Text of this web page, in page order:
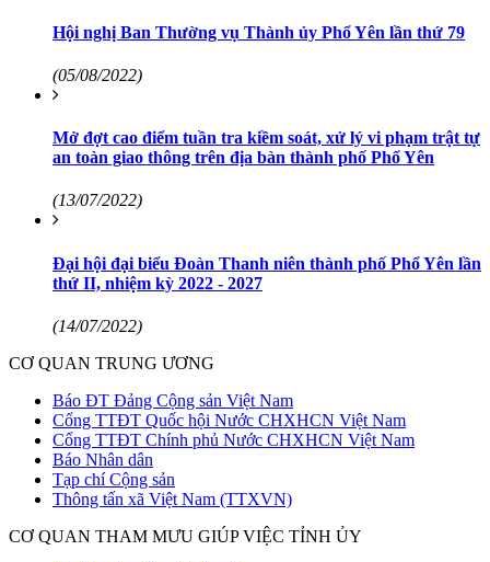
Hội nghị Ban Thường vụ Thành ủy Phổ Yên lần thứ 79
(05/08/2022)
Mở đợt cao điểm tuần tra kiềm soát, xử lý vi phạm trật tự
an toàn giao thông trên địa bàn thành phố Phổ Yên
(13/07/2022)
Đại hội đại biểu Đoàn Thanh niên thành phố Phổ Yên lần
thứ II, nhiệm kỳ 2022 - 2027
(14/07/2022)
CƠ QUAN TRUNG ƯƠNG
Báo ĐT Đảng Cộng sản Việt Nam
Cổng TTĐT Quốc hội Nước CHXHCN Việt Nam
Cổng TTĐT Chính phủ Nước CHXHCN Việt Nam
Báo Nhân dân
Tạp chí Cộng sản
Thông tấn xã Việt Nam (TTXVN)
CƠ QUAN THAM MƯU GIÚP VIỆC TỈNH ỦY